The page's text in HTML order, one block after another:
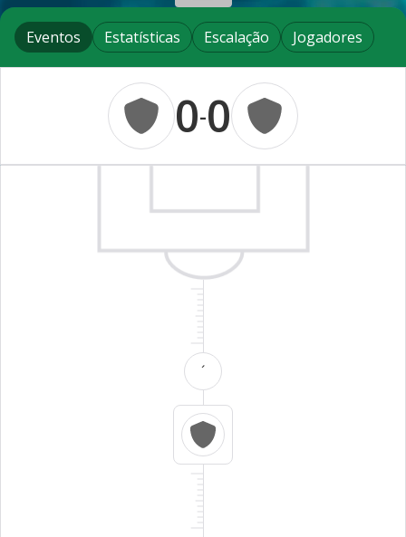
Eventos Estatísticas Escalação Jogadores
0-0
´